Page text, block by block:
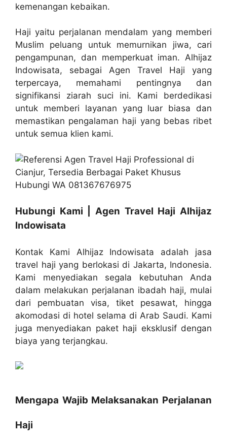
kemenangan kebaikan.
Haji yaitu perjalanan mendalam yang memberi
Muslim peluang untuk memurnikan jiwa, cari
pengampunan, dan memperkuat iman. Alhijaz
Indowisata, sebagai Agen Travel Haji yang
terpercaya, memahami pentingnya dan
signifikansi ziarah suci ini. Kami berdedikasi
untuk memberi layanan yang luar biasa dan
memastikan pengalaman haji yang bebas ribet
untuk semua klien kami.
Hubungi Kami | Agen Travel Haji Alhijaz
Indowisata
Kontak Kami Alhijaz Indowisata adalah jasa
travel haji yang berlokasi di Jakarta, Indonesia.
Kami menyediakan segala kebutuhan Anda
dalam melakukan perjalanan ibadah haji, mulai
dari pembuatan visa, tiket pesawat, hingga
akomodasi di hotel selama di Arab Saudi. Kami
juga menyediakan paket haji eksklusif dengan
biaya yang terjangkau.
Mengapa Wajib Melaksanakan Perjalanan
Haji